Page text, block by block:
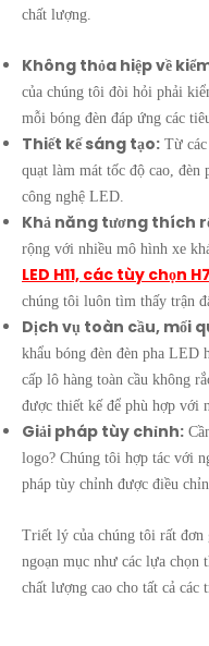
chất lượng.
Không thỏa hiệp về
của chúng tôi đòi hỏi phải
mỗi bóng đèn đáp ứng các
Thiết kế sáng tạo: Từ
quạt làm mát tốc độ cao, đèn
công nghệ LED.
Khả năng tương thích
rộng với nhiều mô hình xe
LED H11, các tùy chọn
chúng tôi luôn tìm thấy trận
Dịch vụ toàn cầu, mối
khẩu bóng đèn đèn pha LED
cấp lô hàng toàn cầu không
được thiết kế để phù hợp với
Giải pháp tùy chỉnh:
logo? Chúng tôi hợp tác với
pháp tùy chỉnh được điều
Triết lý của chúng tôi rất đơn
ngoạn mục như các lựa chọn
chất lượng cao cho tất cả các